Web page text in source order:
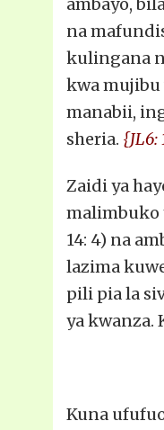
ambayo,
na
kulingana
kwa mujibu
manabii,
sheria. {JL6:
Zaidi ya
malimbuko
14: 4) na
lazima
pili pia la
ya kwanza.
Kuna